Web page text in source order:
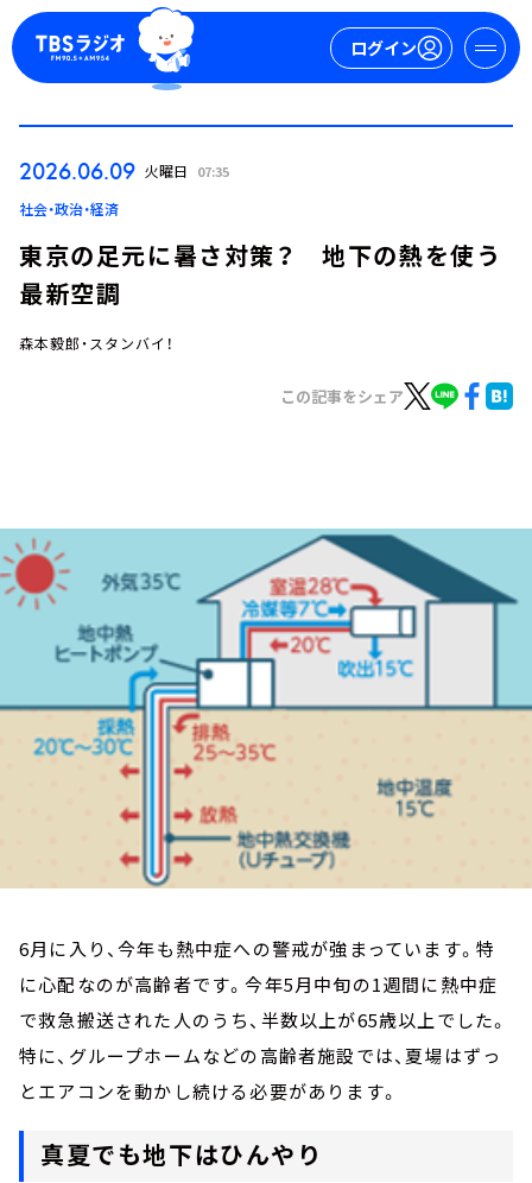
ログイン
イベント・グッズ
YouTube
会社情報
2026.06.09 火曜日 07:35
社会・政治・経済
東京の足元に暑さ対策？ 地下の熱を使う
最新空調
森本毅郎・スタンバイ！
この記事をシェア
6月に入り、今年も熱中症への警戒が強まっています。特
に心配なのが高齢者です。今年5月中旬の1週間に熱中症
で救急搬送された人のうち、半数以上が65歳以上でした。
特に、グループホームなどの高齢者施設では、夏場はずっ
とエアコンを動かし続ける必要があります。
真夏でも地下はひんやり